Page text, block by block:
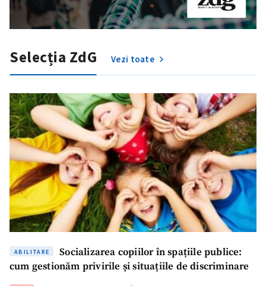
Selecția ZdG Vezi toate
ABILITARE
Socializarea copiilor în spațiile publice:
cum gestionăm privirile și situațiile de discriminare